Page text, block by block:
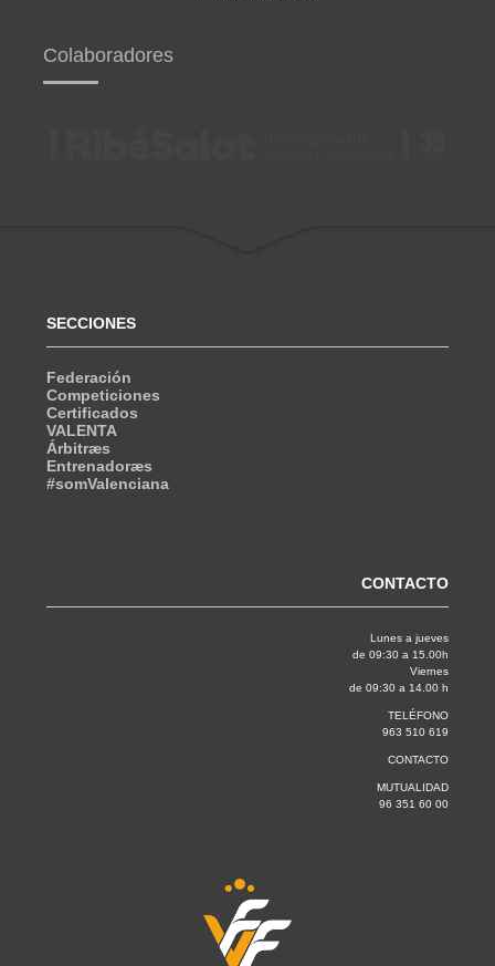
Colaboradores
SECCIONES
Federación
Competiciones
Certificados
VALENTA
Árbitræs
Entrenadoræs
#somValenciana
CONTACTO
Lunes a jueves
de 09:30 a 15.00h
Viernes
de 09:30 a 14.00 h
TELÉFONO
963 510 619
CONTACTO
MUTUALIDAD
96 351 60 00